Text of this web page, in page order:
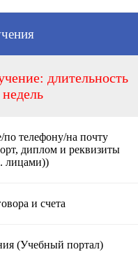
длительность
по телефону/на почту
диплом и реквизиты
лицами))
и счета
(Учебный портал)